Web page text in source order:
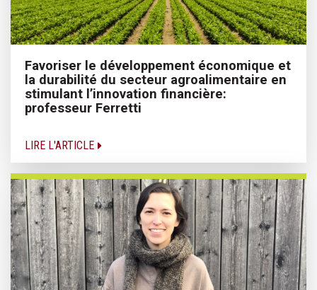
Favoriser le développement économique et
la durabilité du secteur agroalimentaire en
stimulant l’innovation financière:
professeur Ferretti
LIRE L'ARTICLE